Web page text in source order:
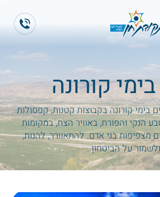
קורונה
בימי קורונה בקבוצות קטנות, קפסולות
הנקי והפורח, באוויר הצח, במקומות
מצפיפות בני אדם. להתאוורר, להנות,
על הביטחון.
ראשי
אודותנו
תיירים
שלנו
תמונות
ES